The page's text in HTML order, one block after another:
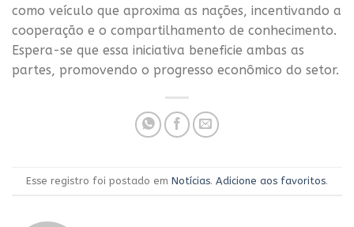
como veículo que aproxima as nações, incentivando a
cooperação e o compartilhamento de conhecimento.
Espera-se que essa iniciativa beneficie ambas as
partes, promovendo o progresso econômico do setor.
Esse registro foi postado em Notícias. Adicione aos favoritos.